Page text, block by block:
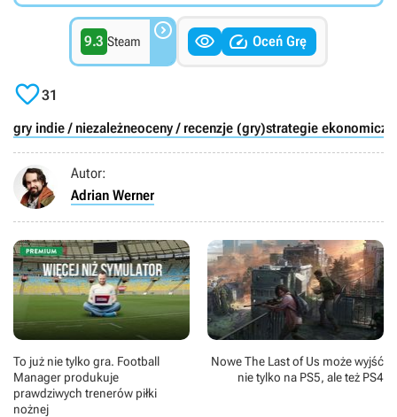
9.3 Steam    Oceń Grę
31
gry indie / niezależneoceny / recenzje (gry)strategie
Autor:
Adrian Werner
To już nie tylko gra. Football
Manager produkuje
prawdziwych trenerów piłki
nożnej
Nowe The Last of Us może wyjść
nie tylko na PS5, ale też PS4